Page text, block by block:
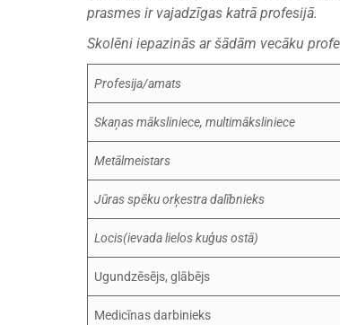
prasmes ir vajadzīgas katrā profesijā.
Skolēni iepazinās ar šādām vecāku
Profesija/amats
Skaņas māksliniece, multimāksliniece
Metālmeistars
Jūras spēku orķestra dalībnieks
Locis(ievada lielos kuģus ostā)
Ugundzēsējs, glābējs
Medicīnas darbinieks